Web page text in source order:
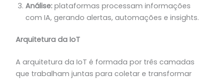
Análise:plataformas processam informações
com IA, gerando alertas, automações e insights.
Arquitetura da IoT
A arquitetura da IoT é formada por três camadas
que trabalham juntas para coletar e transformar